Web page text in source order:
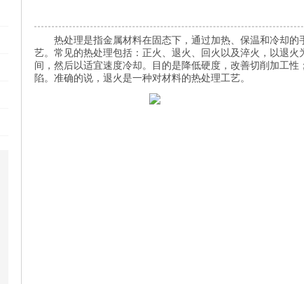
热处理是指金属材料在固态下，通过加热、保温和冷却
艺。常见的热处理包括：正火、退火、回火以及淬火，以退
间，然后以适宜速度冷却。目的是降低硬度，改善切削加工
陷。准确的说，退火是一种对材料的热处理工艺。